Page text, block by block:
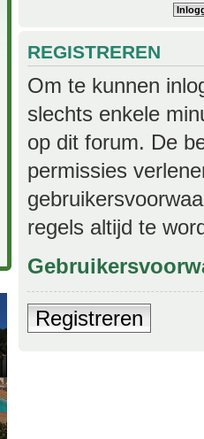
REGISTREREN
Om te kunnen
slechts enkele
op dit forum. De
permissies
regels altijd te
Registreren